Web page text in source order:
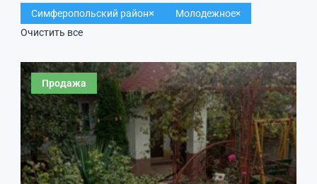
Симферопольский район
Молодежное
Очистить все
Продажа